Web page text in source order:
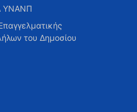
ΥΝΑΝΠ
του Δημοσίου